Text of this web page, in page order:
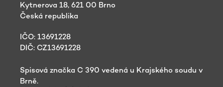
Kytnerova 18, 621 00 Brno
Česká republika
IČO: 13691228
DIČ: CZ13691228
Spisová značka C 390 vedená u Krajského soudu v
Brně.